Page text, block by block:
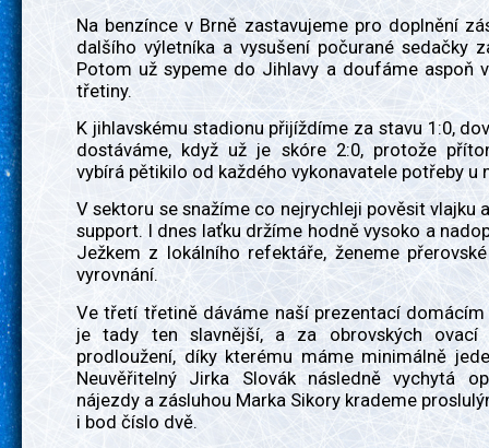
Na benzínce v Brně zastavujeme pro doplnění
dalšího výletníka a vysušení počurané sedačky
Potom už sypeme do Jihlavy a doufáme aspoň
třetiny.
K jihlavskému stadionu přijíždíme za stavu 1:0,
dostáváme, když už je skóre 2:0, protože
vybírá pětikilo od každého vykonavatele potřeby u
V sektoru se snažíme co nejrychleji pověsit vlajku
support. I dnes laťku držíme hodně vysoko a
Ježkem z lokálního refektáře, ženeme
vyrovnání.
Ve třetí třetině dáváme naší prezentací domácím
je tady ten slavnější, a za obrovských ovací
prodloužení, díky kterému máme minimálně
Neuvěřitelný Jirka Slovák následně vychytá
nájezdy a zásluhou Marka Sikory krademe
i bod číslo dvě.